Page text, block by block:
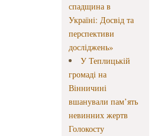
спадщина в
Україні: Досвід та
перспективи
досліджень»
У Теплицькій
громаді на
Вінничині
вшанували пам’ять
невинних жертв
Голокосту